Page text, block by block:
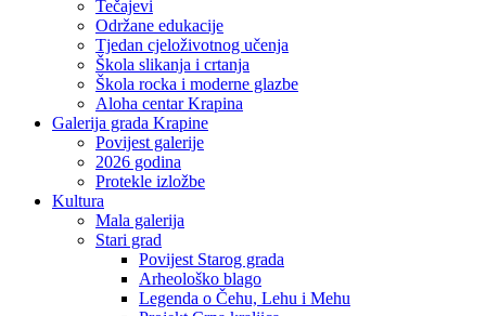
Tečajevi
Održane edukacije
Tjedan cjeloživotnog učenja
Škola slikanja i crtanja
Škola rocka i moderne glazbe
Aloha centar Krapina
Galerija grada Krapine
Povijest galerije
2026 godina
Protekle izložbe
Kultura
Mala galerija
Stari grad
Povijest Starog grada
Arheološko blago
Legenda o Čehu, Lehu i Mehu